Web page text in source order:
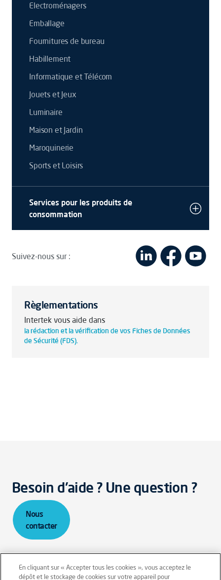
Electroménagers
Emballage
Fournitures de bureau
Habillement
Informatique et Télécom
Jouets et Jeux
Luminaire
Maison et Jardin
Maroquinerie
Sports et Loisirs
Services pour les produits de
consommation
Suivez-nous sur :
Règlementations
Intertek vous aide dans
la rédaction et la vérification de vos Fiches de Données
de Sécurité (FDS).
Besoin d'aide ? Une question ?
Nous
contacter
En cliquant sur « Accepter tous les cookies », vous acceptez le
dépôt et le stockage de cookies sur votre appareil pour